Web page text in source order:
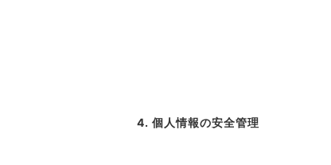
4. 個人情報の安全管理